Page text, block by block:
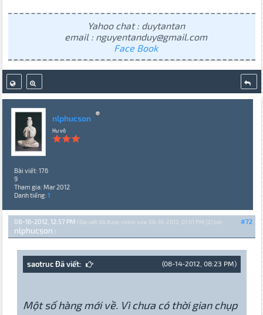
Yahoo chat : duytantan
email : nguyentanduy@gmail.com
Face Book
nlphucson
Hư vô
Bài viết: 176
9
Tham gia: Mar 2012
Danh tiếng: 1
#72
08-16-2012, 12:57 PM (Bài viết đã được chỉnh sửa: 08-16-2012, 01:01 PM {2} bởi
nlphucson .)
(08-14-2012, 08:23 PM)
saotruc Đã viết:
Một số hàng mới về. Vì chưa có thời gian chụp